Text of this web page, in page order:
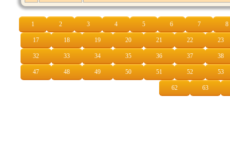
1 2 3 4 5 6 7 8
17 18 19 20 21 22 23
32 33 34 35 36 37 38
47 48 49 50 51 52 53
62 63